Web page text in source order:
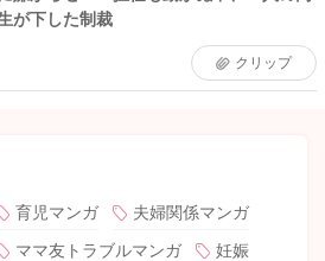
が下した制裁
クリップ
育児マンガ
夫婦関係マンガ
ママ友トラブルマンガ
妊娠